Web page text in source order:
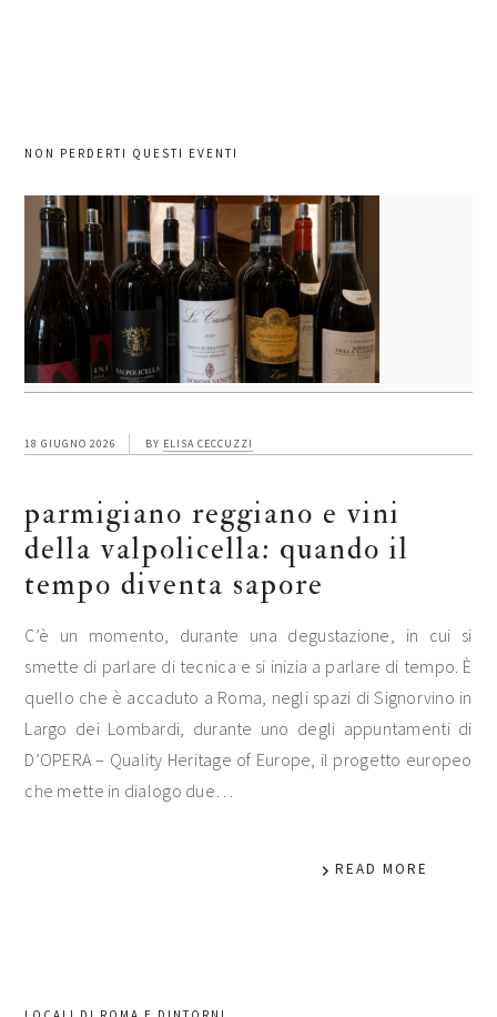
NON PERDERTI QUESTI EVENTI
18 GIUGNO 2026 BY ELISA CECCUZZI
parmigiano reggiano e vini
della valpolicella: quando il
tempo diventa sapore
C’è un momento, durante una degustazione, in cui si
smette di parlare di tecnica e si inizia a parlare di tempo. È
quello che è accaduto a Roma, negli spazi di Signorvino in
Largo dei Lombardi, durante uno degli appuntamenti di
D’OPERA – Quality Heritage of Europe, il progetto europeo
che mette in dialogo due…
READ MORE